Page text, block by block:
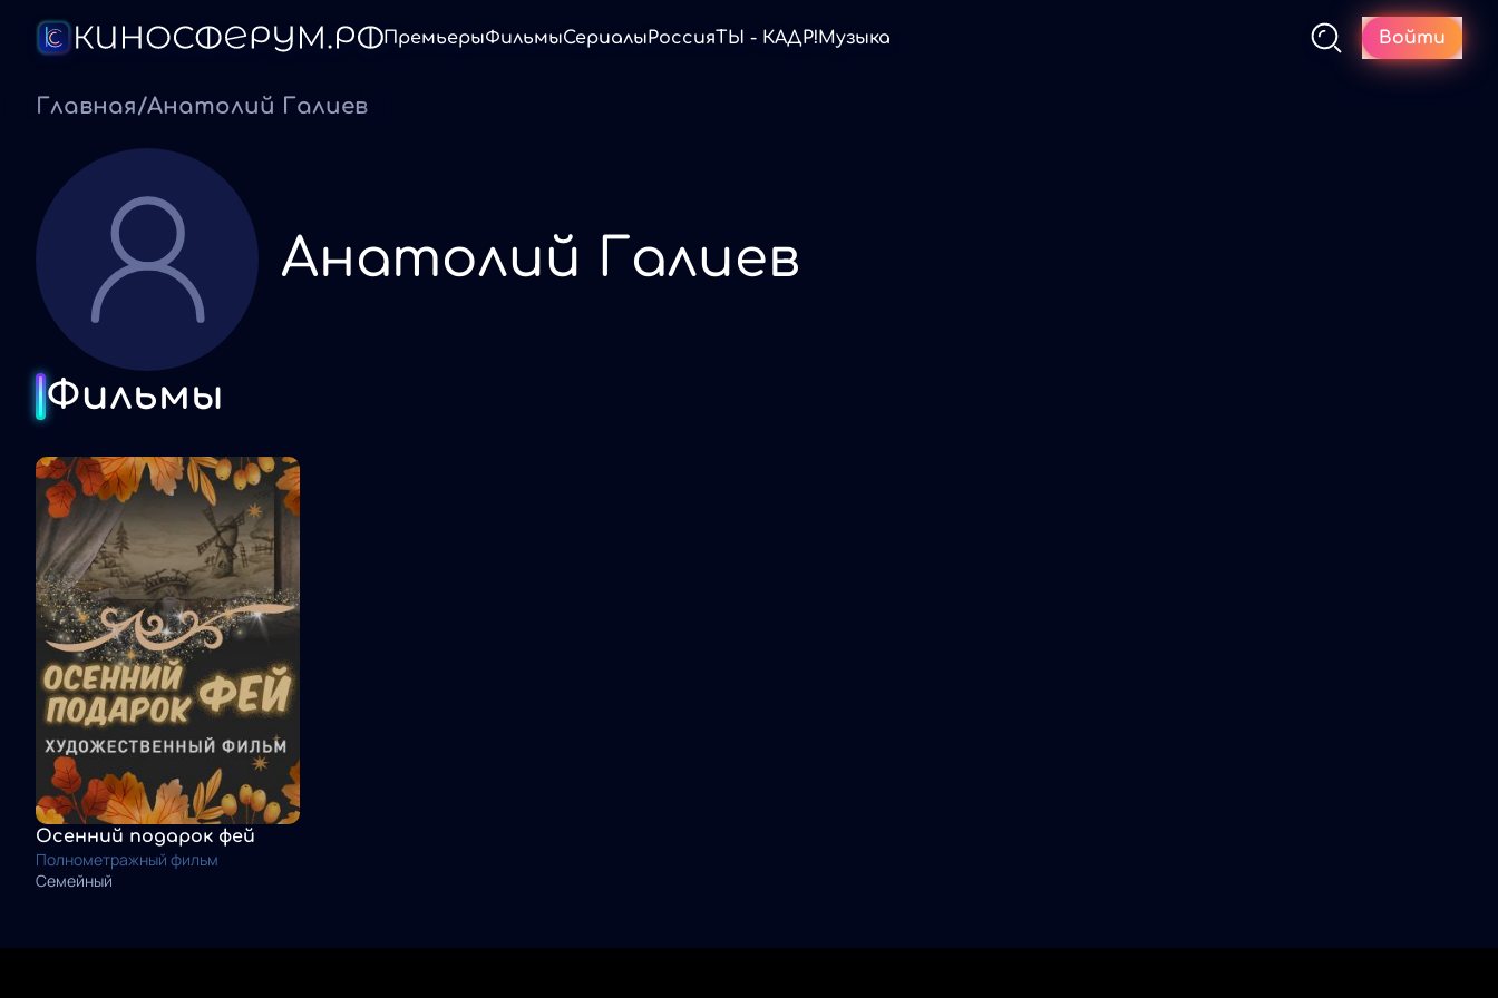
ПремьерыФильмыСериалыРоссияТЫ - КАДР!Музыка Войти
Главная/Анатолий Галиев
Анатолий Галиев
Фильмы
Осенний подарок фей
Полнометражный фильм
Семейный